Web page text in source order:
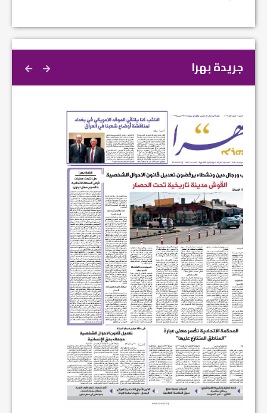
جريدة بهرا